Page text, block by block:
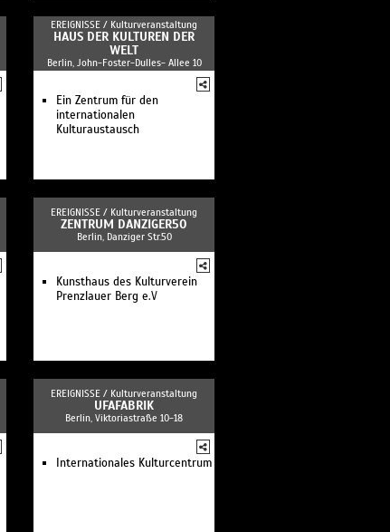
EREIGNISSE / Kulturveranstaltung
HAUS DER KULTUREN DER
WELT
Berlin, John-Foster-Dulles- Allee 10
Ein Zentrum für den
internationalen
Kulturaustausch
EREIGNISSE / Kulturveranstaltung
ZENTRUM DANZIGER50
Berlin, Danziger Str.50
Kunsthaus des Kulturverein
Prenzlauer Berg e.V
EREIGNISSE / Kulturveranstaltung
UFAFABRIK
Berlin, Viktoriastraße 10-18
Internationales Kulturcentrum